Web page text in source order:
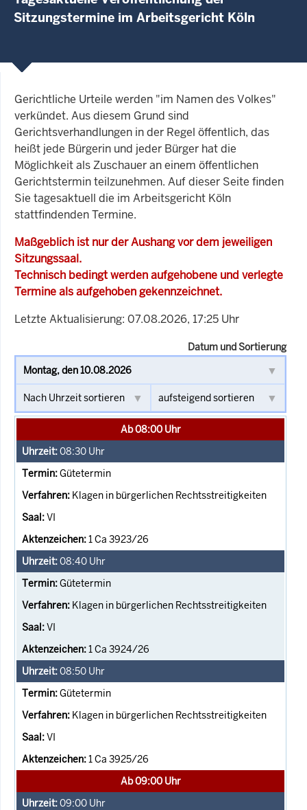
Sitzungstermine im Arbeitsgericht Köln
Gerichtliche Urteile werden "im Namen des Volkes"
verkündet. Aus diesem Grund sind
Gerichtsverhandlungen in der Regel öffentlich, das
heißt jede Bürgerin und jeder Bürger hat die
Möglichkeit als Zuschauer an einem öffentlichen
Gerichtstermin teilzunehmen. Auf dieser Seite finden
Sie tagesaktuell die im Arbeitsgericht Köln
stattfindenden Termine.
Maßgeblich ist nur der Aushang vor dem jeweiligen
Sitzungssaal.
Technisch bedingt werden aufgehobene und verlegte
Termine als aufgehoben gekennzeichnet.
Letzte Aktualisierung: 07.08.2026, 17:25 Uhr
Datum und Sortierung
Ab 08:00 Uhr
08:30 Uhr
Gütetermin
Klagen in bürgerlichen Rechtsstreitigkeiten
VI
1 Ca 3923/26
08:40 Uhr
Gütetermin
Klagen in bürgerlichen Rechtsstreitigkeiten
VI
1 Ca 3924/26
08:50 Uhr
Gütetermin
Klagen in bürgerlichen Rechtsstreitigkeiten
VI
1 Ca 3925/26
Ab 09:00 Uhr
09:00 Uhr